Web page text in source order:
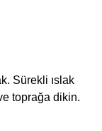
Sürekli ıslak
toprağa dikin.